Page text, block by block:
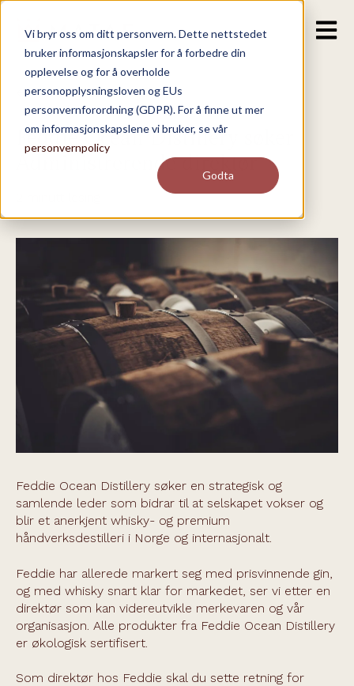
Vi bryr oss om ditt personvern. Dette nettstedet
bruker informasjonskapsler for å forbedre din
opplevelse og for å overholde
personopplysningsloven og EUs
personvernforordning (GDPR). For å finne ut mer
om informasjonskapslene vi bruker, se vår
personvernpolicy
Godta
Open
Alle tidligere stillinger
Feddie Ocean Distillery søker
Administrerende direktør
Feddie Ocean Distillery søker en strategisk og
samlende leder som bidrar til at selskapet vokser og
blir et anerkjent whisky- og premium
håndverksdestilleri i Norge og internasjonalt.
Feddie har allerede markert seg med prisvinnende gin,
og med whisky snart klar for markedet, ser vi etter en
direktør som kan videreutvikle merkevaren og vår
organisasjon. Alle produkter fra Feddie Ocean Distillery
er økologisk sertifisert.
Som direktør hos Feddie skal du sette retning for